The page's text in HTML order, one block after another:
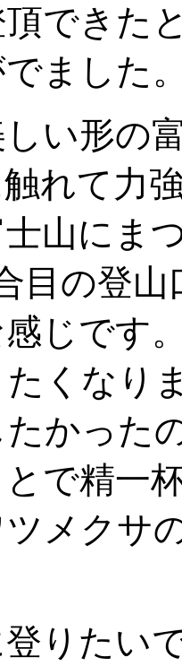
できた
ました
い形の
れて力
山にま
目の登
じです
くなり
かった
で精一
メクサ
登りたい